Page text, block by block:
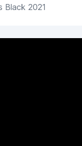
Black 2021